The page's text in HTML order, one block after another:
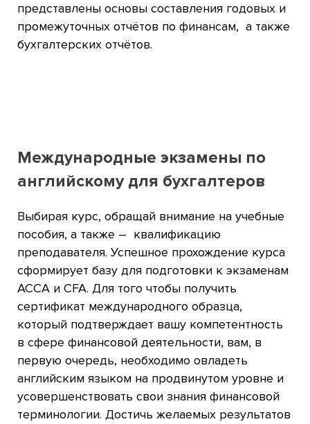
представлены основы составления годовых и
промежуточных отчётов по финансам, а также
бухгалтерских отчётов.
Международные экзамены по
английскому для бухгалтеров
Выбирая курс, обращай внимание на учебные
пособия, а также – квалификацию
преподавателя. Успешное прохождение курса
сформирует базу для подготовки к экзаменам
АССА и CFA. Для того чтобы получить
сертификат международного образца,
который подтверждает вашу компетентность
в сфере финансовой деятельности, вам, в
первую очередь, необходимо овладеть
английским языком на продвинутом уровне и
усовершенствовать свои знания финансовой
терминологии. Достичь желаемых результатов